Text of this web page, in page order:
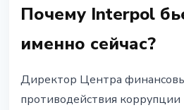
Почему Interpol
именно сейчас?
Директор Центра
противодействия